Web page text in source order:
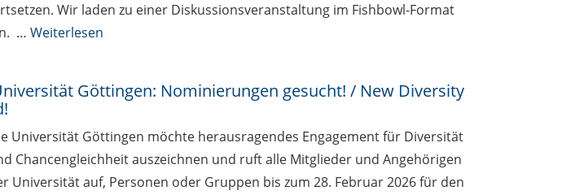
Wir laden zu einer Diskussionsveranstaltung im Fishbowl-Format
… Weiterlesen
Göttingen: Nominierungen gesucht! / New Diversity
Universität Göttingen möchte herausragendes Engagement für Diversität
Chancengleichheit auszeichnen und ruft alle Mitglieder und Angehörigen
Universität auf, Personen oder Gruppen bis zum 28. Februar 2026 für den